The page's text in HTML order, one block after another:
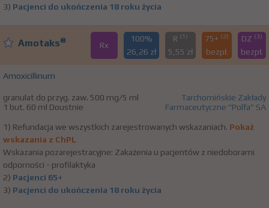
3) Pacjenci do ukończenia 18 roku życia
Amotaks® Rx
100%
26,26 zł
R (1)
5,55 zł
75+ (2)
bezpł.
DZ (3)
bezpł.
Amoxicillinum
granulat do przyg. zaw. 500 mg/5 ml
1 but. 60 ml Doustnie
Tarchomińskie Zakłady
Farmaceutyczne "Polfa" SA
1) Refundacja we wszystkich zarejestrowanych wskazaniach. Pokaż
wskazania z ChPL
Wskazania pozarejestracyjne: Zakażenia u pacjentów z niedoborami
odporności - profilaktyka
2) Pacjenci 65+
3) Pacjenci do ukończenia 18 roku życia